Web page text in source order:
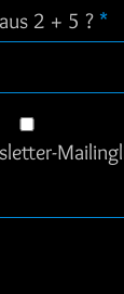
2 + 5 ? *